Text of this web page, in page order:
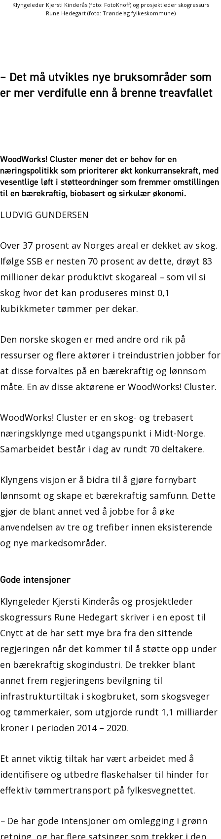
Klyngeleder Kjersti Kinderås (foto: FotoKnoff) og prosjektleder skogressurs
Rune Hedegart (foto: Trøndelag fylkeskommune)
– Det må utvikles nye bruksområder som
er mer verdifulle enn å brenne treavfallet
WoodWorks! Cluster mener det er behov for en
næringspolitikk som prioriterer økt konkurransekraft, med
vesentlige løft i støtteordninger som fremmer omstillingen
til en bærekraftig, biobasert og sirkulær økonomi.
LUDVIG GUNDERSEN
Over 37 prosent av Norges areal er dekket av skog.
Ifølge SSB er nesten 70 prosent av dette, drøyt 83
millioner dekar produktivt skogareal – som vil si
skog hvor det kan produseres minst 0,1
kubikkmeter tømmer per dekar.
Den norske skogen er med andre ord rik på
ressurser og flere aktører i treindustrien jobber for
at disse forvaltes på en bærekraftig og lønnsom
måte. En av disse aktørene er WoodWorks! Cluster.
WoodWorks! Cluster er en skog- og trebasert
næringsklynge med utgangspunkt i Midt-Norge.
Samarbeidet består i dag av rundt 70 deltakere.
Klyngens visjon er å bidra til å gjøre fornybart
lønnsomt og skape et bærekraftig samfunn. Dette
gjør de blant annet ved å jobbe for å øke
anvendelsen av tre og trefiber innen eksisterende
og nye markedsområder.
Gode intensjoner
Klyngeleder Kjersti Kinderås og prosjektleder
skogressurs Rune Hedegart skriver i en epost til
Cnytt at de har sett mye bra fra den sittende
regjeringen når det kommer til å støtte opp under
en bærekraftig skogindustri. De trekker blant
annet frem regjeringens bevilgning til
infrastrukturtiltak i skogbruket, som skogsveger
og tømmerkaier, som utgjorde rundt 1,1 milliarder
kroner i perioden 2014 – 2020.
Et annet viktig tiltak har vært arbeidet med å
identifisere og utbedre flaskehalser til hinder for
effektiv tømmertransport på fylkesvegnettet.
– De har gode intensjoner om omlegging i grønn
retning, og har flere satsinger som trekker i den